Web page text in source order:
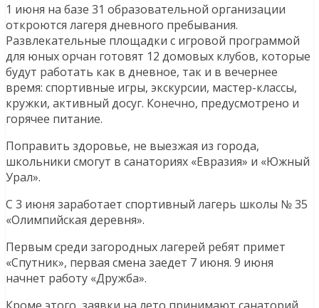
1 июня на базе 31 образовательной организации
откроются лагеря дневного пребывания.
Развлекательные площадки с игровой программой
для юных орчан готовят 12 домовых клубов, которые
будут работать как в дневное, так и в вечернее
время: спортивные игры, экскурсии, мастер-классы,
кружки, активный досуг. Конечно, предусмотрено и
горячее питание.
Поправить здоровье, не выезжая из города,
школьники смогут в санаториях «Евразия» и «Южный
Урал».
С 3 июня заработает спортивный лагерь школы № 35
«Олимпийская деревня».
Первым среди загородных лагерей ребят примет
«Спутник», первая смена заедет 7 июня. 9 июня
начнет работу «Дружба».